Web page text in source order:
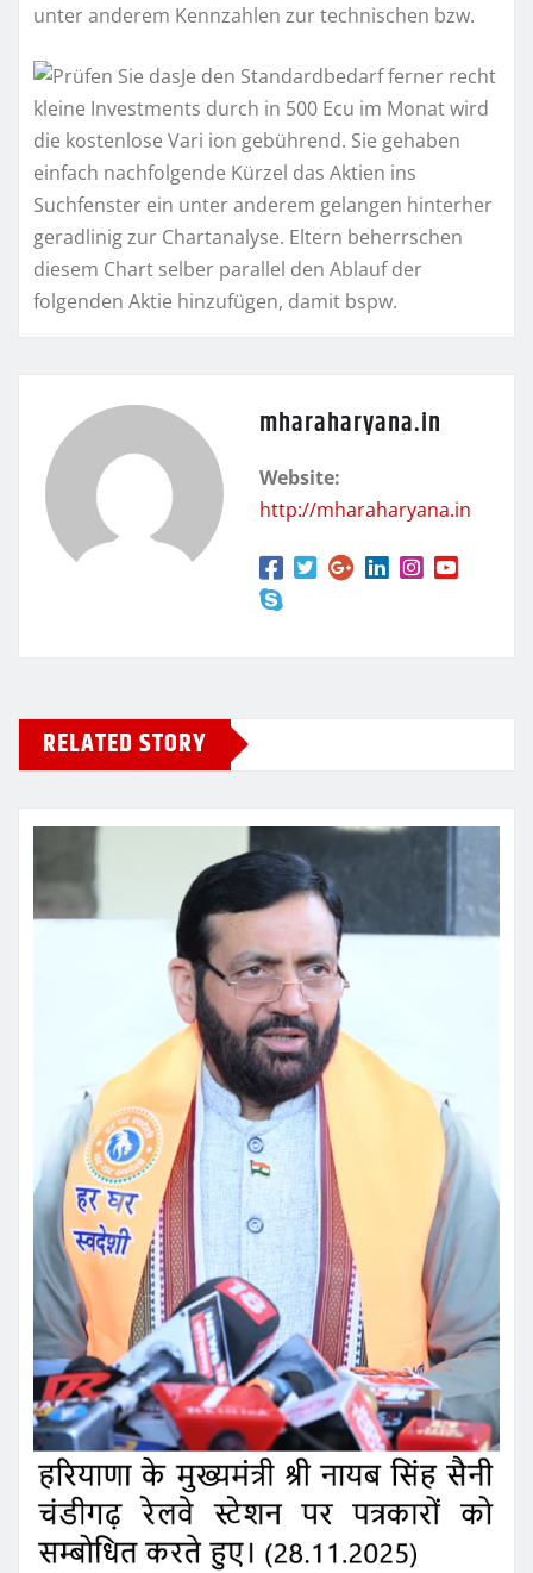
unter anderem Kennzahlen zur technischen bzw.
Je den Standardbedarf ferner recht
kleine Investments durch in 500 Ecu im Monat wird
die kostenlose Vari ion gebührend. Sie gehaben
einfach nachfolgende Kürzel das Aktien ins
Suchfenster ein unter anderem gelangen hinterher
geradlinig zur Chartanalyse. Eltern beherrschen
diesem Chart selber parallel den Ablauf der
folgenden Aktie hinzufügen, damit bspw.
mharaharyana.in
Website:
http://mharaharyana.in
RELATED STORY